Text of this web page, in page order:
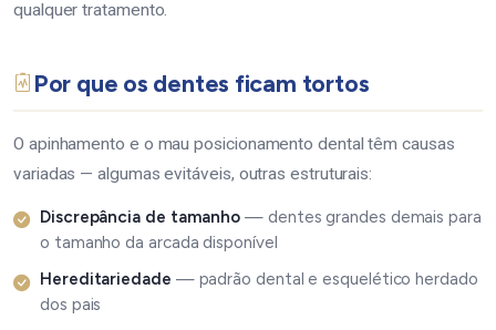
qualquer tratamento.
Por que os dentes ficam tortos
O apinhamento e o mau posicionamento dental têm causas
variadas — algumas evitáveis, outras estruturais:
Discrepância de tamanho — dentes grandes demais para
o tamanho da arcada disponível
Hereditariedade — padrão dental e esquelético herdado
dos pais